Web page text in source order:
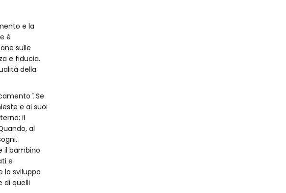
e la
è
sulle
e fiducia.
della
". Se
e ai suoi
il
al
il bambino
e
lo sviluppo
di quelli